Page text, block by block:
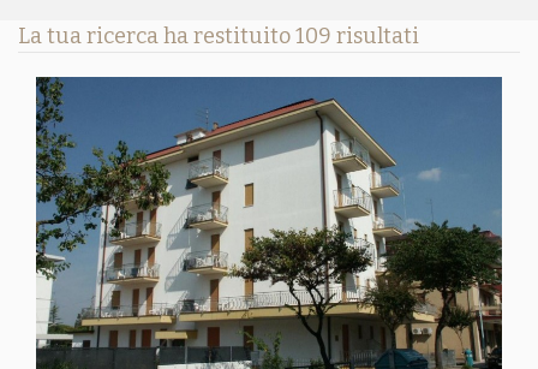
La tua ricerca ha restituito 109 risultati